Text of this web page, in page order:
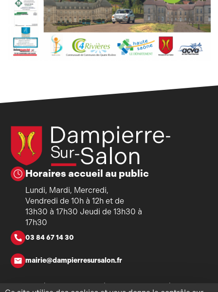
Horaires accueil au public
Lundi, Mardi, Mercredi,
Vendredi de 10h à 12h et de
13h30 à 17h30 Jeudi de 13h30 à
17h30
03 84 67 14 30
mairie@dampierresursalon.fr
Copyright ©2026 - Mairie de Dampierre-sur-Salon - Tous